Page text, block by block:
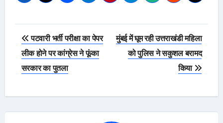
Post
navigation
पटवारी भर्ती परीक्षा का पेपर
लीक होने पर कांग्रेस ने फूंका
सरकार का पुतला
मुंबई में घूम रही उत्तराखंडी महिला
को पुलिस ने सकुशल बरामद
किया